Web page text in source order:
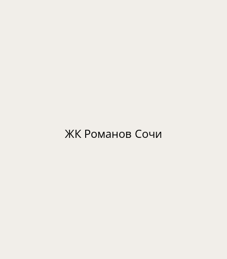
ЖК Романов Сочи